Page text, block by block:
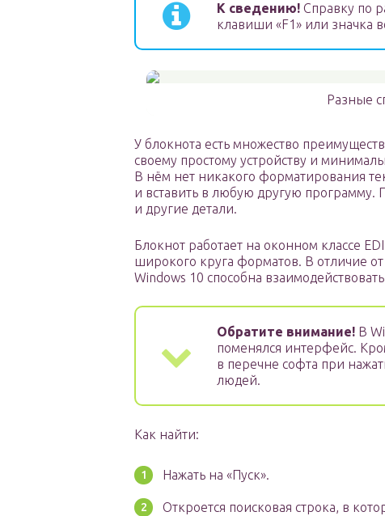
К сведению! Справку по
клавиши «F1» или значка
Разные
У блокнота есть множество
своему простому устройству и
В нём нет никакого форматирования
и вставить в любую другую программу.
и другие детали.
Блокнот работает на оконном классе
широкого круга форматов. В отличие
Windows 10 способна
Обратите внимание! В
поменялся интерфейс.
в перечне софта при
людей.
Как найти:
Нажать на «Пуск».
Откроется поисковая строка, в